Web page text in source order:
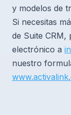
y modelos de
Si necesitas
de Suite
electrónico a
nuestro